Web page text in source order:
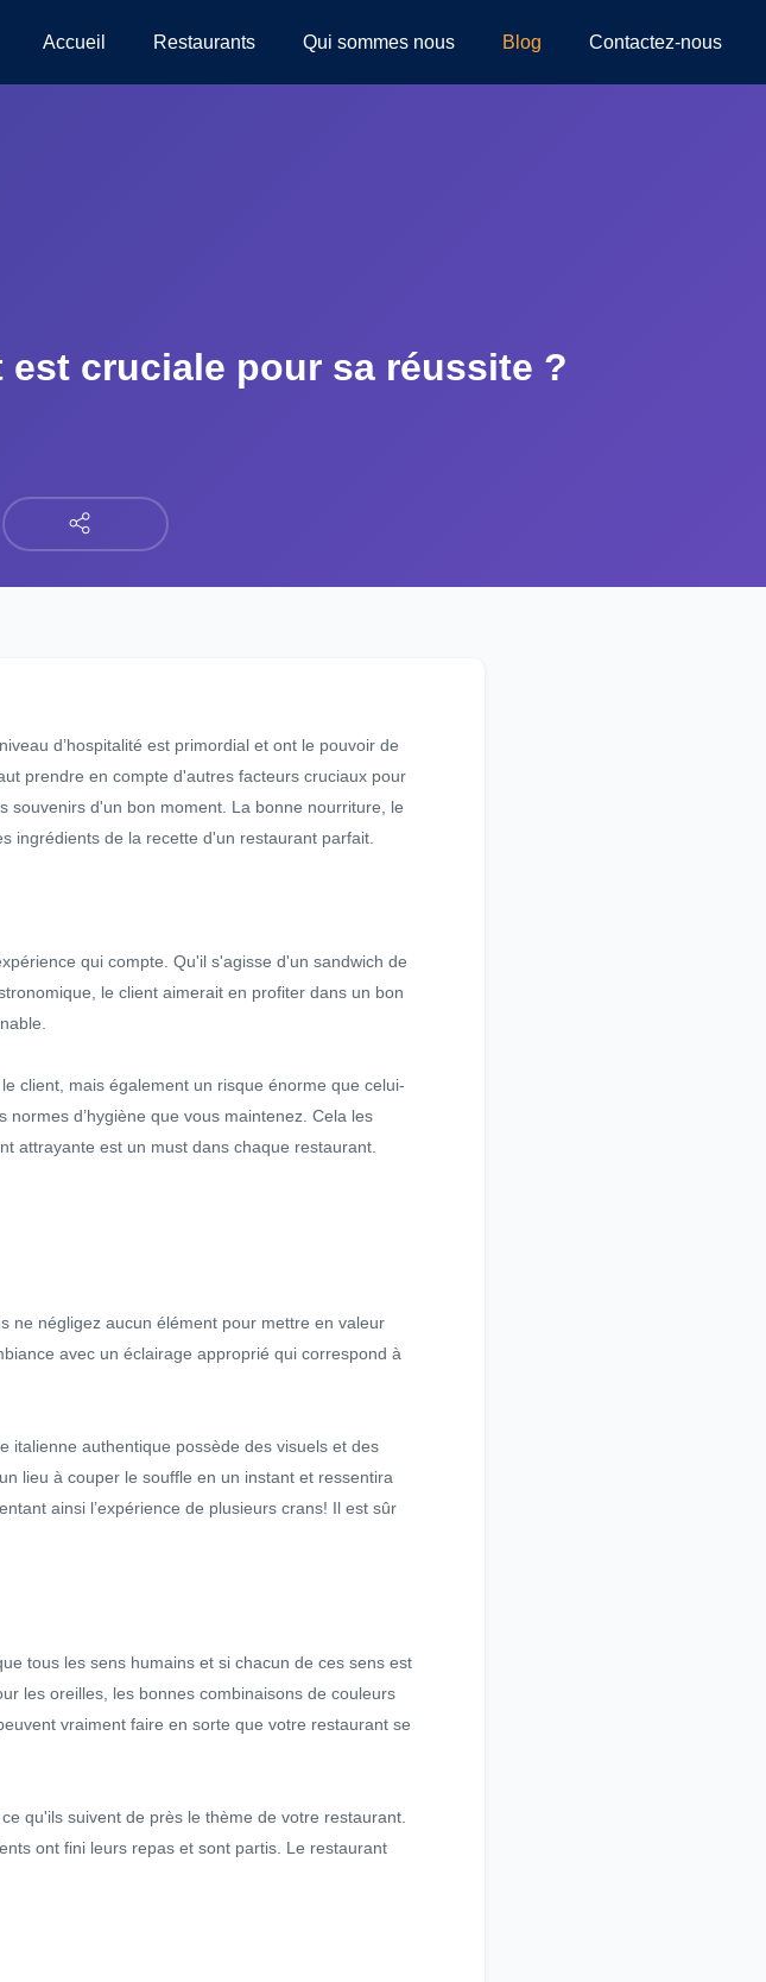
Accueil Restaurants Qui sommes nous Blog Contactez-nous
cruciale pour sa réussite ?
d’hospitalité est primordial et ont le pouvoir de
prendre en compte d'autres facteurs cruciaux pour
souvenirs d'un bon moment. La bonne nourriture, le
ingrédients de la recette d'un restaurant parfait.
qui compte. Qu'il s'agisse d'un sandwich de
le client aimerait en profiter dans un bon
client, mais également un risque énorme que celui-
d’hygiène que vous maintenez. Cela les
attrayante est un must dans chaque restaurant.
ne négligez aucun élément pour mettre en valeur
avec un éclairage approprié qui correspond à
italienne authentique possède des visuels et des
lieu à couper le souffle en un instant et ressentira
ainsi l’expérience de plusieurs crans! Il est sûr
tous les sens humains et si chacun de ces sens est
les oreilles, les bonnes combinaisons de couleurs
vraiment faire en sorte que votre restaurant se
qu'ils suivent de près le thème de votre restaurant.
ont fini leurs repas et sont partis. Le restaurant